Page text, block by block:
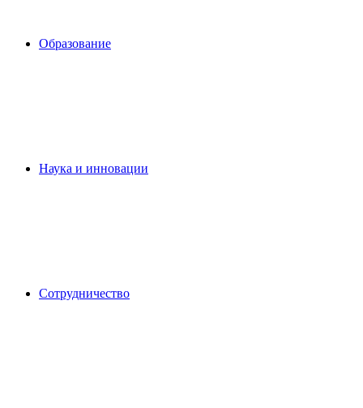
Образование
Наука и инновации
Сотрудничество